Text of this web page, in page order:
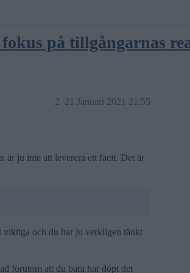
på tillgångarnas
21 Januari 2021 21:55
2
är ju inte att leverera ett facit. Det är
viktiga och du har ju verkligen tänkt
förutom att du bara har döpt det